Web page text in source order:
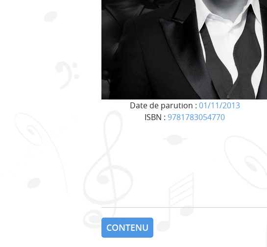
Date de parution : 01/11/2013
ISBN : 9781783054770
CONTENU